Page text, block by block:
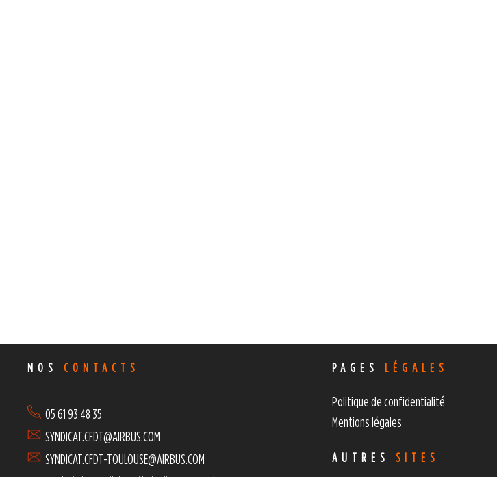
NOSCONTACTS
05 61 93 48 35
SYNDICAT.CFDT@AIRBUS.COM
SYNDICAT.CFDT-TOULOUSE@AIRBUS.COM
PAGES LÉGALES
Politique de confidentialité
Mentions légales
AUTRES SITES